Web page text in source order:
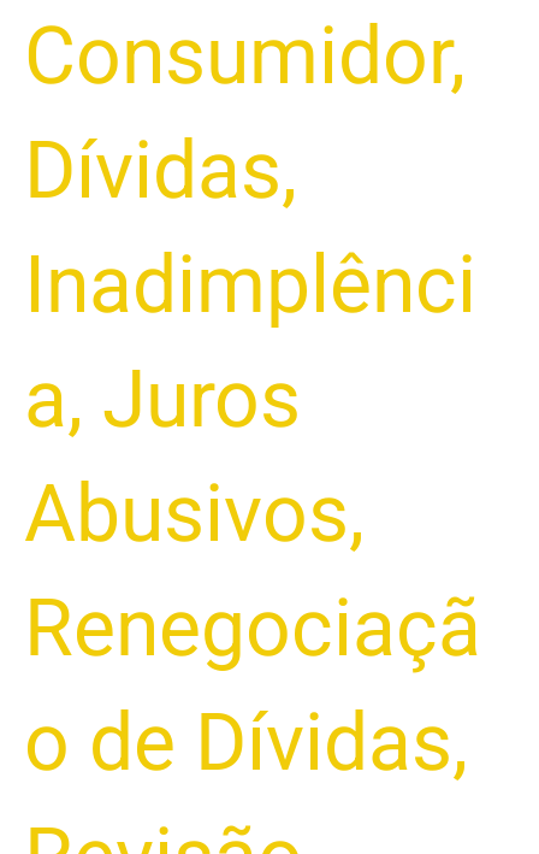
Consumidor,
Dívidas,
Inadimplênci
a, Juros
Abusivos,
Renegociaçã
o de Dívidas,